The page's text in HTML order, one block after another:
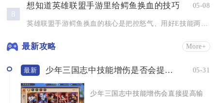
8
想知道英雄联盟手游里给鳄鱼换血的技巧 05-08
英雄联盟手游鳄鱼换血的核心是把控怒气、用好E技能两段位移、打...
最新攻略 More+
最新 少年三国志中技能增伤是否会提高输出 05-31
少年三国志中技能增伤会直接提高输